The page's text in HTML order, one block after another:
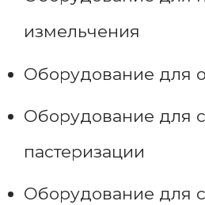
измельчения
Оборудование для
Оборудование для
пастеризации
Оборудование для